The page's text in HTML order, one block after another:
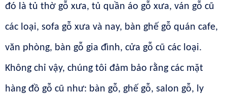
đó là tủ thờ gỗ xưa, tủ quần áo gỗ xưa, ván gỗ cũ
các loại, sofa gỗ xưa và nay, bàn ghế gỗ quán cafe,
văn phòng, bàn gỗ gia đình, cửa gỗ cũ các loại.
Không chỉ vậy, chúng tôi đảm bảo rằng các mặt
hàng đồ gỗ cũ như: bàn gỗ, ghế gỗ, salon gỗ, ly